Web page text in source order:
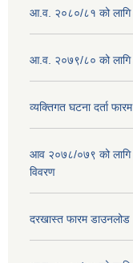
आ.व. २०८०/८१ को लागि
आ.व. २०७९/८० को लागि
व्यक्तिगत घटना दर्ता
आव २०७८/०७९ को लागि
विवरण
दरखास्त फारम डाउनलोड